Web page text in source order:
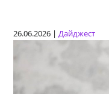
26.06.2026 |Дайджест